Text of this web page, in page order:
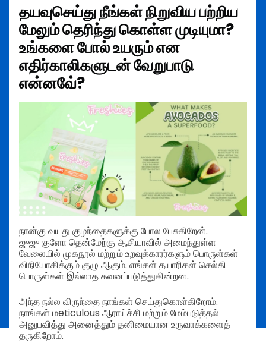
தயவுசெய்து நீங்கள் நிறுவிய பற்றிய
மேலும் தெரிந்து கொள்ள முடியுமா?
உங்களை போல் உயரும் என
எதிர்காலிகளுடன் வேறுபாடு
என்னவே்?
நான்கு வயது குழந்தைகளுக்கு போல பேசுகிறேன்.
ஜுஜு குளோ தென்மேற்கு ஆசியாவில் அமைந்துள்ள
வேலையில் முகநூல் மற்றும் உறவுக்காரர்களும் பொருள்கள்
விநியோகிக்கும் குழு ஆகும். எங்கள் தயாரிகள் செல்கி
பொருள்கள் இல்லாத கவனப்படுத்துகின்றன.
அந்த நல்ல விருந்தை நாங்கள் செய்துகொள்கிறோம்.
நாங்கள் மeticulous ஆராய்ச்சி மற்றும் மேம்படுத்தல்
அனுபவித்து அனைத்தும் தனிமையான உருவாக்களைத்
தருகிறோம்.